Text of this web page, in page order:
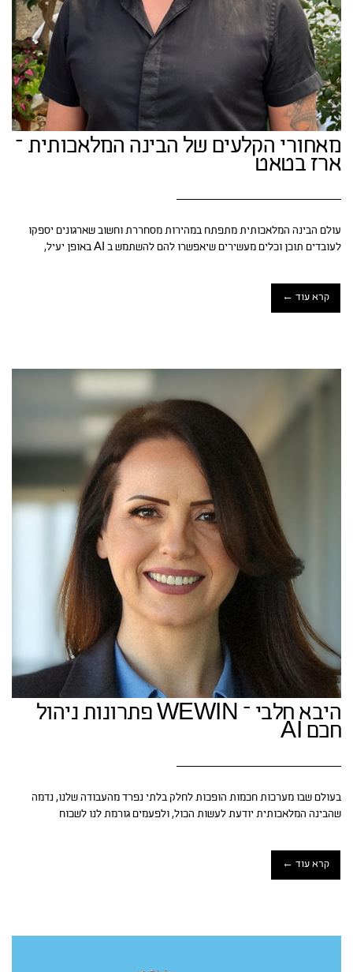
מאחורי הקלעים של הבינה המלאכותית –
ארז בטאט
עולם הבינה המלאכותית מתפתח במהירות מסחררת וחשוב שארגונים יספקו
לעובדים תוכן וכלים מעשירים שיאפשרו להם להשתמש ב AI באופן יעיל,
קרא עוד ←
היבא חלבי – WEWIN פתרונות ניהול
חכם AI
בעולם שבו מערכות חכמות הופכות לחלק בלתי נפרד מהעבודה שלנו, נדמה
שהבינה המלאכותית יודעת לעשות הכול, ולפעמים גורמת לנו לשכוח
קרא עוד ←